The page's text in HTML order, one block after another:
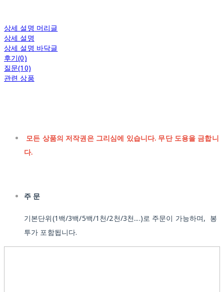
상세 설명 머리글
상세 설명
상세 설명 바닥글
후기(0)
질문(10)
관련 상품
모든 상품의 저작권은 그리심에 있습니다. 무단 도용을 금합니
다.
주 문
기본단위(1백/3백/5백/1천/2천/3천....)로 주문이 가능하며, 봉
투가 포함됩니다.